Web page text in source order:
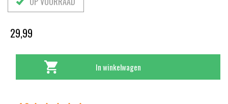
29,99
In winkelwagen